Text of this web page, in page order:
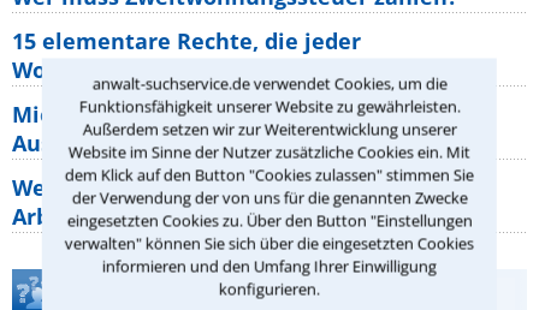
anwalt-suchservice.de verwendet Cookies, um die
Funktionsfähigkeit unserer Website zu gewährleisten.
Außerdem setzen wir zur Weiterentwicklung unserer
Website im Sinne der Nutzer zusätzliche Cookies ein. Mit
dem Klick auf den Button "Cookies zulassen" stimmen Sie
der Verwendung der von uns für die genannten Zwecke
eingesetzten Cookies zu. Über den Button "Einstellungen
verwalten" können Sie sich über die eingesetzten Cookies
informieren und den Umfang Ihrer Einwilligung
konfigurieren.
15 elementare Rechte, die jeder
Wohnungseigentümer kennen sollte
Mietpreisbremse 2026: Alle Regeln,
Ausnahmen und Rechte für Mieter
Welche Regeln für Teilnahme, Urlaub,
Arbeitszeit gelten beim
Teste Dein Rechtswissen